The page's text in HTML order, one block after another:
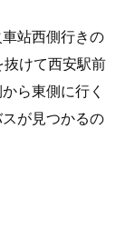
站西側行きの
けて西安駅前
ら東側に行く
が見つかるの